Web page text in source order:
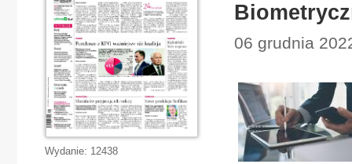
06 grudnia
Wydanie: 12438